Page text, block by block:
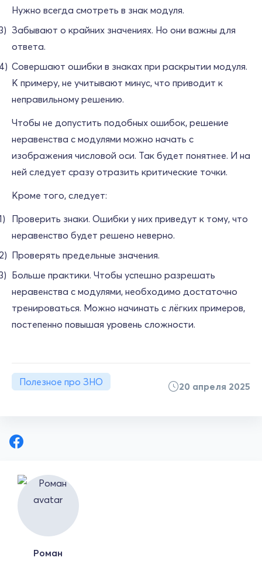
Нужно всегда смотреть в знак модуля.
Забывают о крайних значениях. Но они важны для
ответа.
Совершают ошибки в знаках при раскрытии модуля.
К примеру, не учитывают минус, что приводит к
неправильному решению.
Чтобы не допустить подобных ошибок, решение
неравенства с модулями можно начать с
изображения числовой оси. Так будет понятнее. И на
ней следует сразу отразить критические точки.
Кроме того, следует:
Проверить знаки. Ошибки у них приведут к тому, что
неравенство будет решено неверно.
Проверять предельные значения.
Больше практики. Чтобы успешно разрешать
неравенства с модулями, необходимо достаточно
тренироваться. Можно начинать с лёгких примеров,
постепенно повышая уровень сложности.
Полезное про ЗНО 20 апреля 2025
Роман